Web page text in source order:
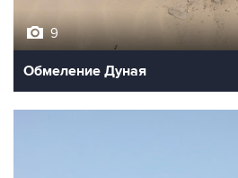
9
Обмеление Дуная